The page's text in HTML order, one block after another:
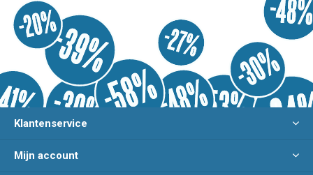
Klantenservice
Mijn account